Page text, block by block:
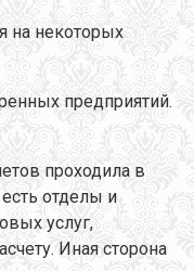
на некоторых
предприятий.
проходила в
отделы и
услуг,
Иная сторона